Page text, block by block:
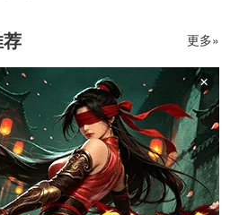
更多»
×